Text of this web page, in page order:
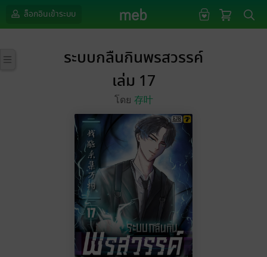
ล็อกอินเข้าระบบ
ระบบกลืนกินพรสวรรค์
เล่ม 17
โดย 存叶